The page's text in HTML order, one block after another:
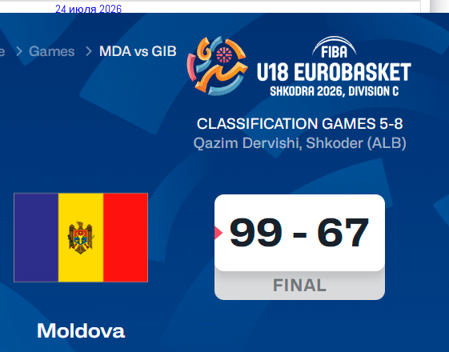
24 июля 2026
25.07.2026 Moldova vs Gibraltar FIBA U18 EuroBasket 2026,
Division C
КалендарьТаблица Выберите Обзор Статистика Матч сыгран 0
Читать далее